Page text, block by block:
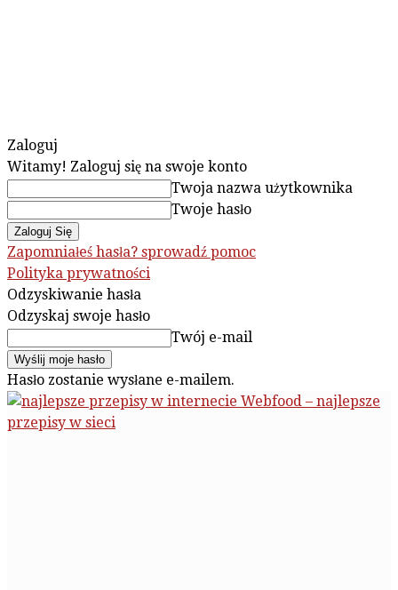
Zaloguj
Witamy! Zaloguj się na swoje konto
Twoja nazwa użytkownika
Twoje hasło
Zapomniałeś hasła? sprowadź pomoc
Polityka prywatności
Odzyskiwanie hasła
Odzyskaj swoje hasło
Twój e-mail
Hasło zostanie wysłane e-mailem.
Webfood – najlepsze
przepisy w sieci